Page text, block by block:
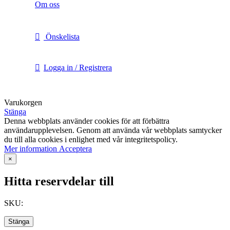
Om oss
Önskelista
Logga in / Registrera
Varukorgen
Stänga
Denna webbplats använder cookies för att förbättra
användarupplevelsen. Genom att använda vår webbplats samtycker
du till alla cookies i enlighet med vår integritetspolicy.
Mer information Mer
Acceptera
×
Hitta reservdelar till
SKU:
Stänga